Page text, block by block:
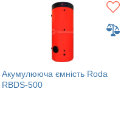
Акумулююча ємність Roda
RBDS-500